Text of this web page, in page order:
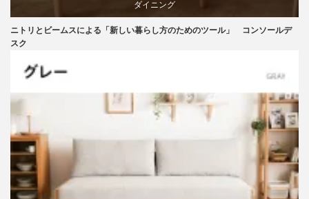
ダイニング
ビーチ
ブランディング
ニトリとビームスによる「新しい暮らし方のためのツール」 コンソールデ
スク